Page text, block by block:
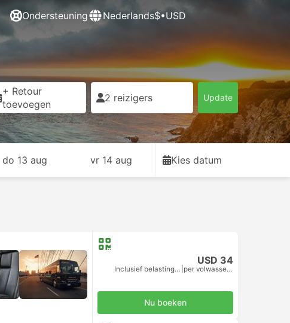
Ondersteuning Nederlands$•USD
+ Retour
toevoegen
2 reizigers Update
do 13 aug vr 14 aug Kies datum
USD 34
Inclusief belastingen per volwassene
Nu boeken